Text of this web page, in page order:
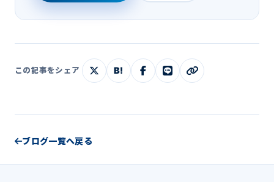
この記事をシェア B!
ブログ一覧へ戻る